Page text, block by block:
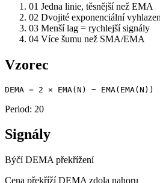
01 Jedna linie, těsnější než EMA
02 Dvojité exponenciální
03 Menší lag = rychlejší signály
04 Více šumu než SMA/EMA
Vzorec
DEMA = 2 × EMA(N) − EMA(EMA(N))
Period: 20
Signály
BýčíDEMA překřížení
Cena překříží DEMA zdola nahoru